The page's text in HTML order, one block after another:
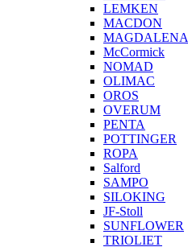
LEMKEN
MACDON
MAGDALENA
McCormick
NOMAD
OLIMAC
OROS
OVERUM
PENTA
POTTINGER
ROPA
Salford
SAMPO
SILOKING
JF-Stoll
SUNFLOWER
TRIOLIET